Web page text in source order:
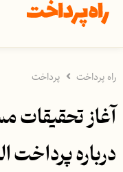
راه پرداخت پرداخت
آغاز تحقیقات
درباره پرداخت